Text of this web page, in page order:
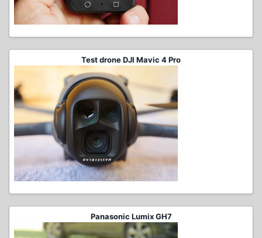
Test drone DJI Mavic 4 Pro
Panasonic Lumix GH7